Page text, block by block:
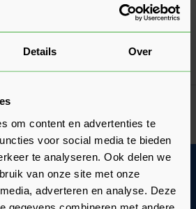
Details Over
om content en advertenties te
voor social media te bieden
te analyseren. Ook delen we
van onze site met onze
adverteren en analyse. Deze
gegevens combineren met andere
Halfronde Vorst Standard Mulden
in 2 kleuren
pagina